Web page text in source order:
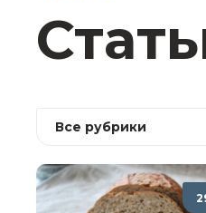
Все рубрики